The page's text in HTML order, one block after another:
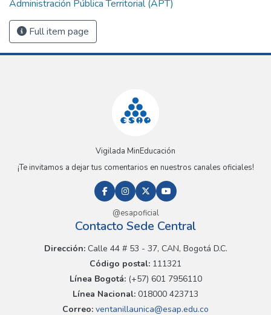
Administración Pública Territorial (APT)
Full item page
Vigilada MinEducación
¡Te invitamos a dejar tus comentarios en nuestros canales oficiales!
@esapoficial
Contacto Sede Central
Dirección:Calle 44 # 53 - 37, CAN, Bogotá D.C.
Código postal: 111321
Línea Bogotá:(+57) 601 7956110
Línea Nacional: 018000 423713
Correo: ventanillaunica@esap.edu.co